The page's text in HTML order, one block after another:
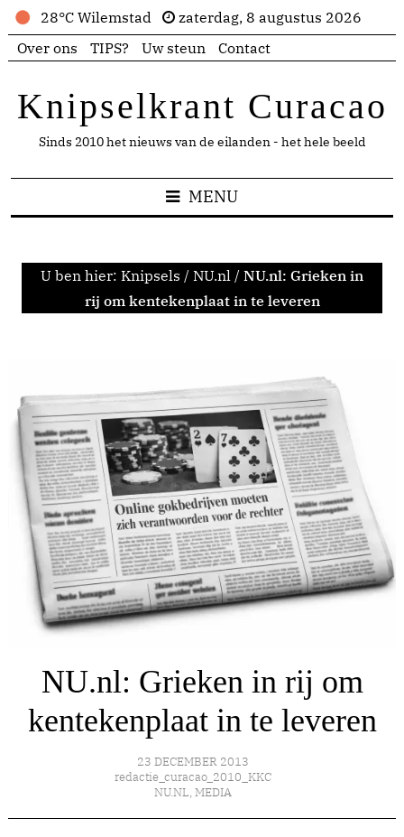
28°C Wilemstad
zaterdag, 8 augustus 2026
Over ons
TIPS? Uw steun Contact
Knipselkrant Curacao
Sinds 2010 het nieuws van de eilanden - het hele beeld
MENU
U ben hier: Knipsels / NU.nl / NU.nl: Grieken in
rij om kentekenplaat in te leveren
NU.nl: Grieken in rij om
kentekenplaat in te leveren
23 DECEMBER 2013
redactie_curacao_2010_KKC
NU.NL, MEDIA